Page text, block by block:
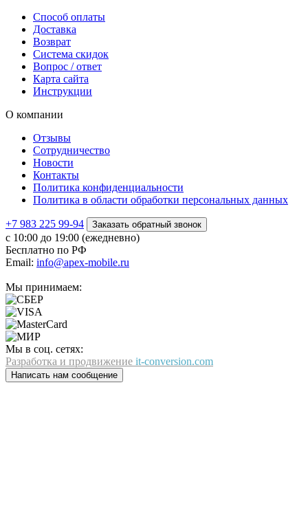
Способ оплаты
Доставка
Возврат
Система скидок
Вопрос / ответ
Карта сайта
Инструкции
О компании
Отзывы
Сотрудничество
Новости
Контакты
Политика конфиденциальности
Политика в области обработки персональных данных
+7 983 225 99-94 Заказать обратный звонок
с 10:00 до 19:00 (ежедневно)
Бесплатно по РФ
Email: info@apex-mobile.ru
Мы принимаем:
Мы в соц. сетях:
Разработка и продвижение it-conversion.com
Написать нам сообщение